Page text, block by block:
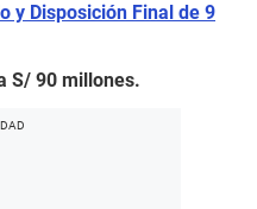
y Disposición Final de 9
S/ 90 millones.